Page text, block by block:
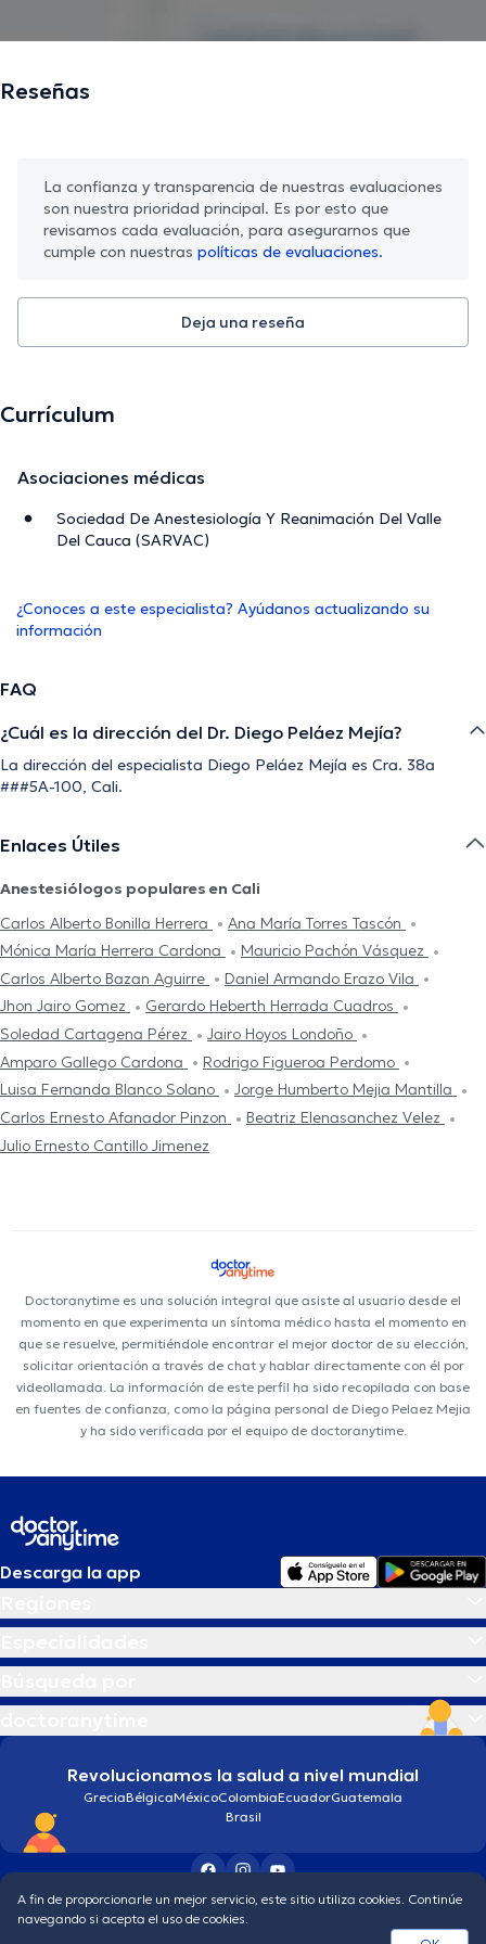
Reseñas
La confianza y transparencia de nuestras evaluaciones
son nuestra prioridad principal. Es por esto que
revisamos cada evaluación, para asegurarnos que
cumple con nuestras políticas de evaluaciones.
Deja una reseña
Currículum
Asociaciones médicas
Sociedad De Anestesiología Y Reanimación Del Valle
Del Cauca (SARVAC)
¿Conoces a este especialista? Ayúdanos actualizando su
información
FAQ
¿Cuál es la dirección del Dr. Diego Peláez Mejía?
La dirección del especialista Diego Peláez Mejía es Cra. 38a
###5A-100, Cali.
Enlaces Útiles
Anestesiólogos populares en Cali
Carlos Alberto Bonilla Herrera
Ana María Torres Tascón
Mónica María Herrera Cardona
Mauricio Pachón Vásquez
Carlos Alberto Bazan Aguirre
Daniel Armando Erazo Vila
Jhon Jairo Gomez
Gerardo Heberth Herrada Cuadros
Soledad Cartagena Pérez
Jairo Hoyos Londoño
Amparo Gallego Cardona
Rodrigo Figueroa Perdomo
Luisa Fernanda Blanco Solano
Jorge Humberto Mejia Mantilla
Carlos Ernesto Afanador Pinzon
Beatriz Elenasanchez Velez
Julio Ernesto Cantillo Jimenez
Doctoranytime es una solución integral que asiste al usuario desde el
momento en que experimenta un síntoma médico hasta el momento en
que se resuelve, permitiéndole encontrar el mejor doctor de su elección,
solicitar orientación a través de chat y hablar directamente con él por
videollamada. La información de este perfil ha sido recopilada con base
en fuentes de confianza, como la página personal de Diego Pelaez Mejia
y ha sido verificada por el equipo de doctoranytime.
Descarga la app
Revolucionamos la salud a nivel mundial
GreciaBélgicaMéxicoColombiaEcuadorGuatemala
Brasil
Condiciones generales
Política de protección de los datos personales
A fin de proporcionarle un mejor servicio, este sitio utiliza cookies. Continúe
navegando si acepta el uso de cookies.